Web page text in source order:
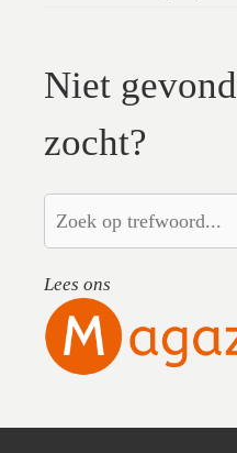
Niet
zocht?
Lees ons